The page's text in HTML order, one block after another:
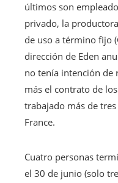
últimos son
privado, la
de uso a término fijo
dirección de Eden
no tenía intención de
más el contrato de
trabajado más de
France.
Cuatro personas
el 30 de junio (solo